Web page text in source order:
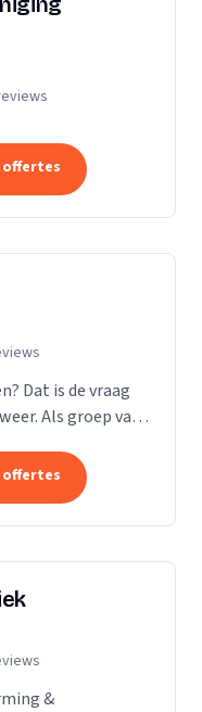
Dat is de vraag
Als groep van
woningbouw.
&